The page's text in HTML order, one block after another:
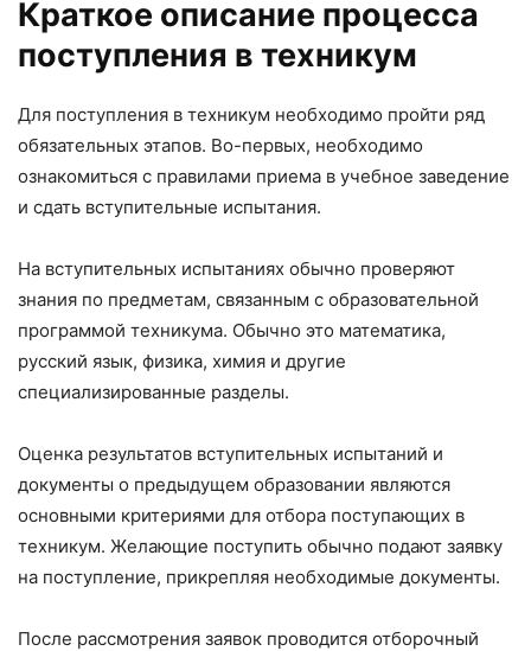
Краткое описание процесса
поступления в техникум
Для поступления в техникум необходимо пройти ряд
обязательных этапов. Во-первых, необходимо
ознакомиться с правилами приема в учебное заведение
и сдать вступительные испытания.
На вступительных испытаниях обычно проверяют
знания по предметам, связанным с образовательной
программой техникума. Обычно это математика,
русский язык, физика, химия и другие
специализированные разделы.
Оценка результатов вступительных испытаний и
документы о предыдущем образовании являются
основными критериями для отбора поступающих в
техникум. Желающие поступить обычно подают заявку
на поступление, прикрепляя необходимые документы.
После рассмотрения заявок проводится отборочный